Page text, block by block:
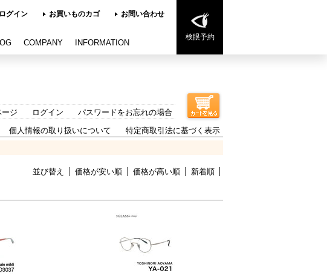
ログイン お買いものカゴ お問い合わせ
検眼予約
COMPANY INFORMATION
ージ ログイン
パスワードをお忘れの場合
個人情報の取り扱いについて 特定商取引法に基づく表示
並び替え 価格が安い順 価格が高い順 新着順